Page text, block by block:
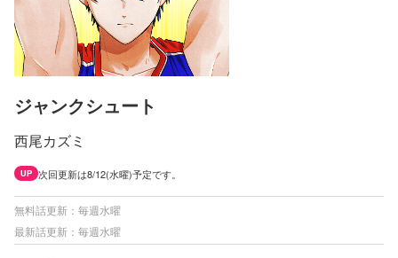
ジャンクシュート
西尾カズミ
UP 次回更新は8/12(水曜)予定です。
無料話更新：毎週水曜
最新話更新：毎週水曜